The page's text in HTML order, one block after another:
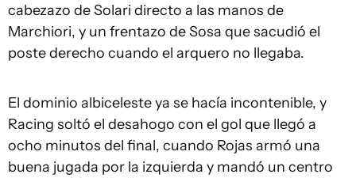
cabezazo de Solari directo a las manos de
Marchiori, y un frentazo de Sosa que sacudió el
poste derecho cuando el arquero no llegaba.
El dominio albiceleste ya se hacía incontenible, y
Racing soltó el desahogo con el gol que llegó a
ocho minutos del final, cuando Rojas armó una
buena jugada por la izquierda y mandó un centro